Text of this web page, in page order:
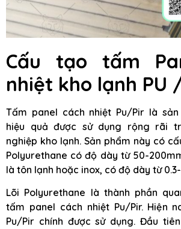
Cấu tạo tấm
nhiệt kho lạnh PU
Tấm panel cách nhiệt Pu/Pir là
hiệu quả được sử dụng rộng rãi
nghiệp kho lạnh. Sản phẩm này có
Polyurethane có độ dày từ 50-
là tôn lạnh hoặc inox, có độ dày từ
Lõi Polyurethane là thành phần
tấm panel cách nhiệt Pu/Pir. Hiện
Pu/Pir chính được sử dụng. Đầu